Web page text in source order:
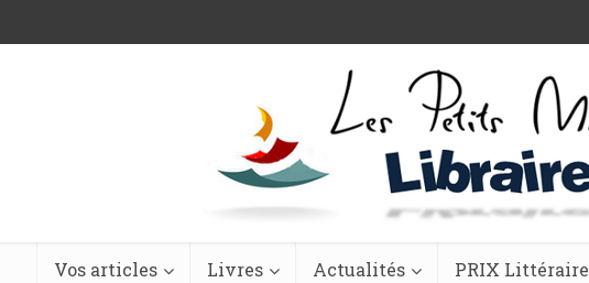
Vos articles Livres Actualités PRIX Littéraire